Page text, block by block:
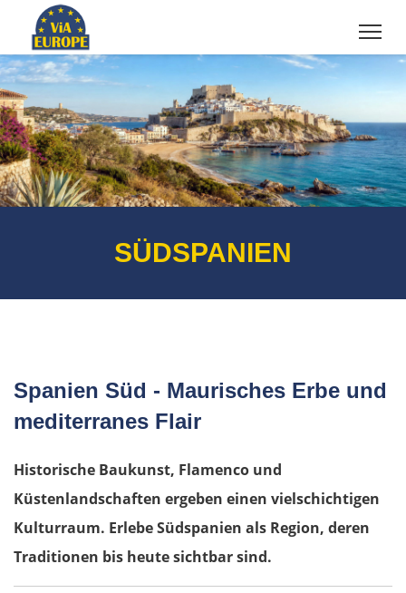
SÜDSPANIEN
Spanien Süd - Maurisches Erbe und
mediterranes Flair
Historische Baukunst, Flamenco und
Küstenlandschaften ergeben einen vielschichtigen
Kulturraum. Erlebe Südspanien als Region, deren
Traditionen bis heute sichtbar sind.